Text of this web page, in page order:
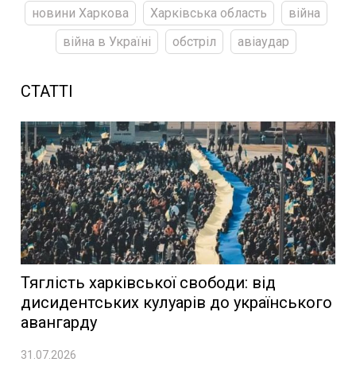
новини Харкова Харківська область
війна
війна в Україні
обстріл авіаудар
СТАТТІ
Тяглість харківської свободи: від
дисидентських кулуарів до українського
авангарду
31.07.2026